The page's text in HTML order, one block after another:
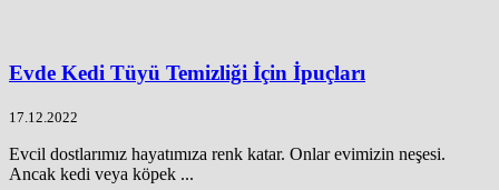
Evde Kedi Tüyü Temizliği İçin İpuçları
17.12.2022
Evcil dostlarımız hayatımıza renk katar. Onlar evimizin neşesi.
Ancak kedi veya köpek ...